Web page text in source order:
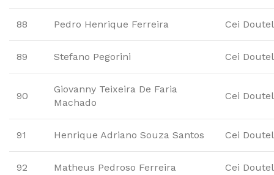
88 Pedro Henrique Ferreira Cei
89 Stefano Pegorini Cei
90
Giovanny Teixeira De Faria
Machado
Cei
91 Henrique Adriano Souza Santos Cei
92 Matheus Pedroso Ferreira Cei